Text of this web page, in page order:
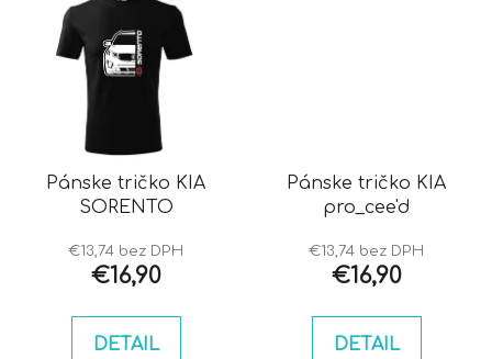
Pánske tričko KIA
SORENTO
€13,74 bez DPH
€16,90
DETAIL
Pánske tričko KIA
pro_cee'd
€13,74 bez DPH
€16,90
DETAIL